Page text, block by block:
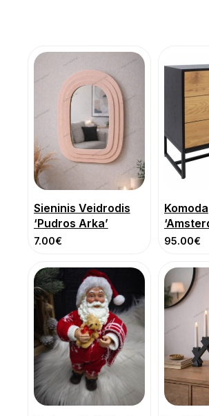
Sieninis Veidrodis
‘Pudros Arka’
7.00€
Komoda
95.00€